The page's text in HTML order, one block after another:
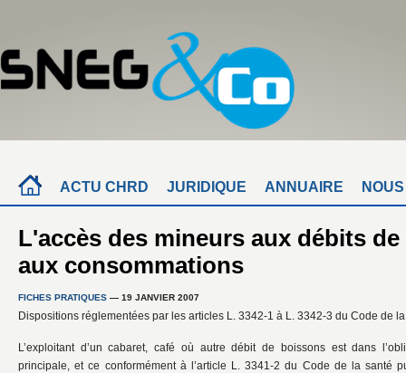
ACTU CHRD JURIDIQUE ANNUAIRE
L'accès des mineurs aux débits
aux consommations
FICHES PRATIQUES — 19 JANVIER 2007
Dispositions réglementées par les articles L. 3342-1 à L. 3342-3 du Code de
L’exploitant d’un cabaret, café où autre débit de boissons est dans
principale, et ce conformément à l’article L. 3341-2 du Code de la santé